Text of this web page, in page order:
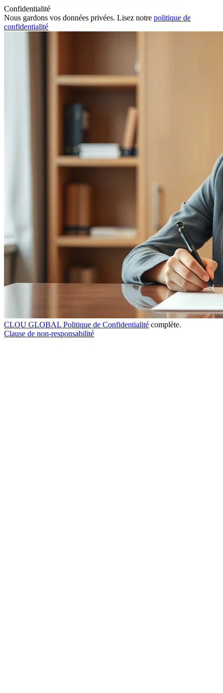
Confidentialité
Nous gardons vos données privées. Lisez notre politique de
confidentialité
CLOU GLOBAL Politique de Confidentialité complète.
Clause de non-responsabilité